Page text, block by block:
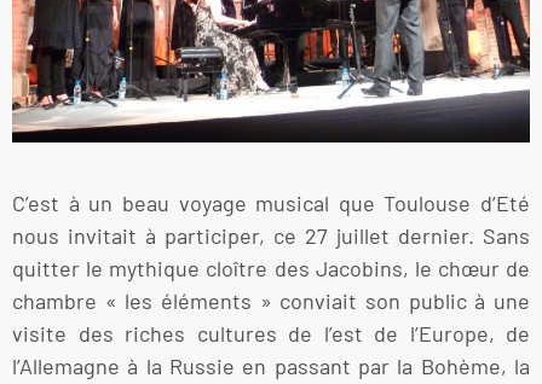
C’est à un beau voyage musical que Toulouse d’Eté
nous invitait à participer, ce 27 juillet dernier. Sans
quitter le mythique cloître des Jacobins, le chœur de
chambre « les éléments » conviait son public à une
visite des riches cultures de l’est de l’Europe, de
l’Allemagne à la Russie en passant par la Bohème, la